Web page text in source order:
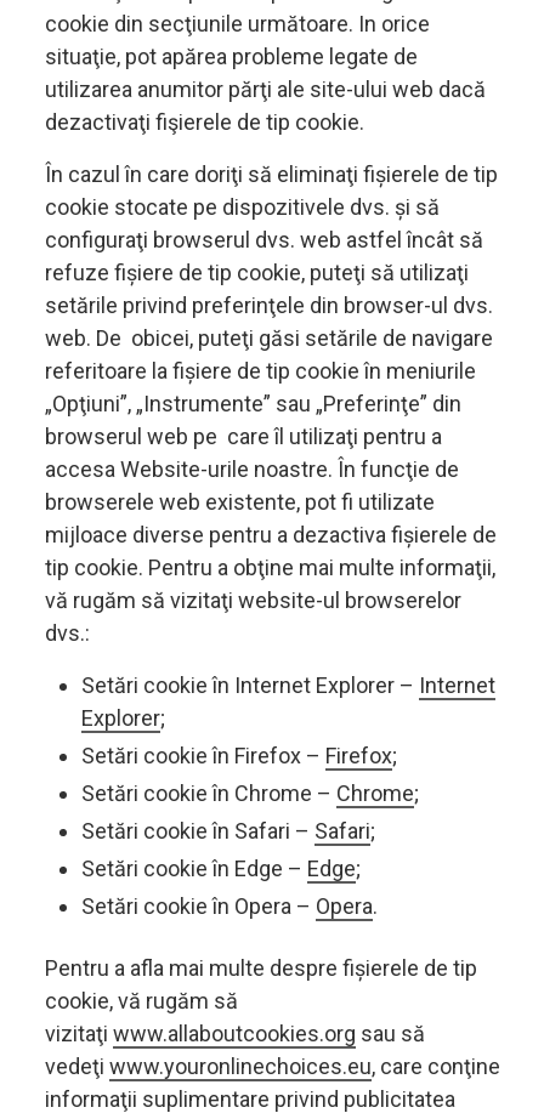
cookie din secţiunile următoare. In orice
situaţie, pot apărea probleme legate de
utilizarea anumitor părţi ale site-ului web dacă
dezactivaţi fişierele de tip cookie.
În cazul în care doriţi să eliminaţi fișierele de tip
cookie stocate pe dispozitivele dvs. și să
configuraţi browserul dvs. web astfel încât să
refuze fișiere de tip cookie, puteţi să utilizaţi
setările privind preferinţele din browser-ul dvs.
web. De obicei, puteţi găsi setările de navigare
referitoare la fișiere de tip cookie în meniurile
„Opţiuni”, „Instrumente” sau „Preferinţe” din
browserul web pe care îl utilizaţi pentru a
accesa Website-urile noastre. În funcţie de
browserele web existente, pot fi utilizate
mijloace diverse pentru a dezactiva fișierele de
tip cookie. Pentru a obţine mai multe informaţii,
vă rugăm să vizitaţi website-ul browserelor
dvs.:
Setări cookie în Internet Explorer – Internet
Explorer;
Setări cookie în Firefox – Firefox;
Setări cookie în Chrome – Chrome;
Setări cookie în Safari – Safari;
Setări cookie în Edge – Edge;
Setări cookie în Opera – Opera.
Pentru a afla mai multe despre fișierele de tip
cookie, vă rugăm să
vizitaţi www.allaboutcookies.org sau să
vedeţi www.youronlinechoices.eu, care conţine
informaţii suplimentare privind publicitatea